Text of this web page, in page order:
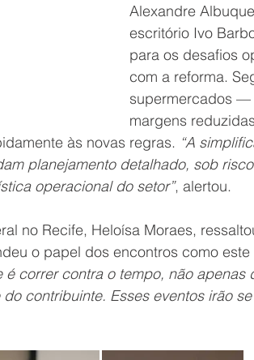
Alexandre
escritório Ivo
para os desafios
com a reforma.
supermercados —
margens
às novas regras. “A
planejamento detalhado, sob
operacional do setor”, alertou.
no Recife, Heloísa Moraes,
o papel dos encontros como
é correr contra o tempo, não apenas
contribuinte. Esses eventos irão